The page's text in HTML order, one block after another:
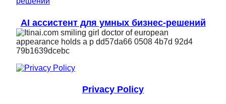
AI ассистент для умных бизнес-решений
Privacy Policy